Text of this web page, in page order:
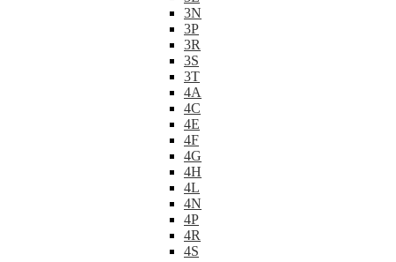
3N
3P
3R
3S
3T
4A
4C
4E
4F
4G
4H
4L
4N
4P
4R
4S